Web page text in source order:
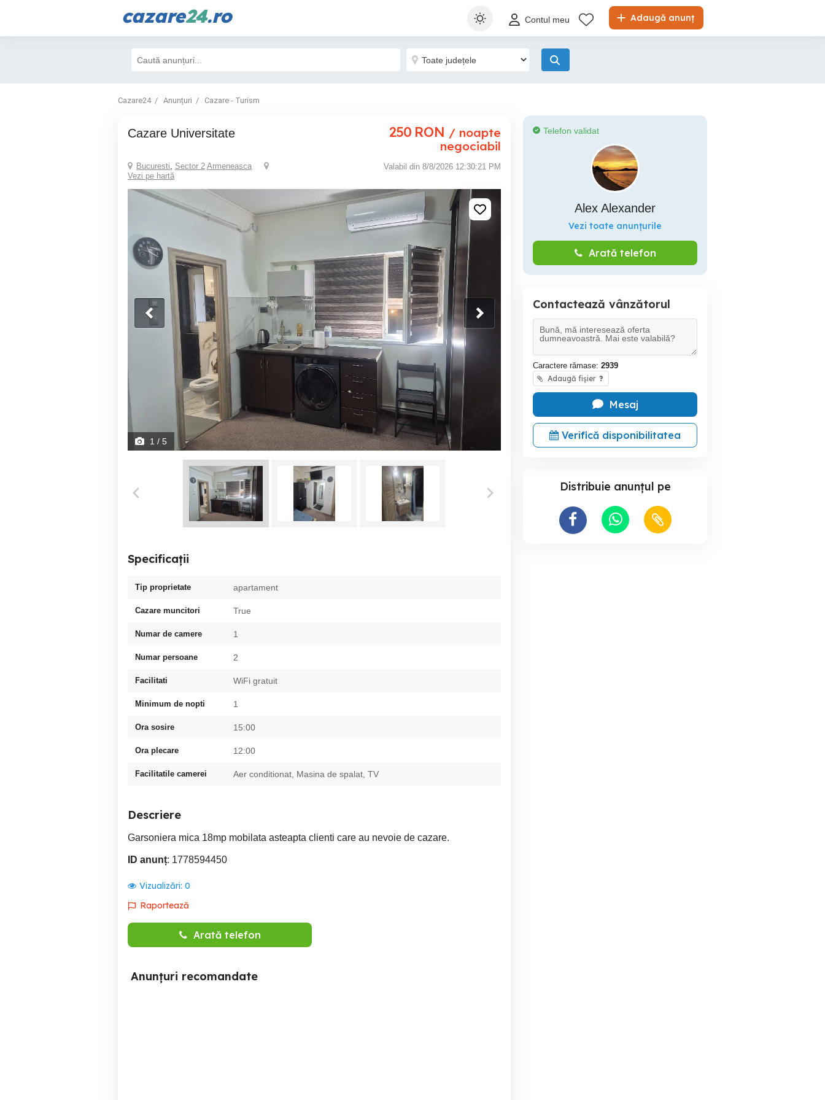
cazare24.ro Adaugă anunț
Contul meu
Cazare24 Anunțuri Cazare - Turism
Cazare Universitate 250 RON / noapte
negociabil
Bucuresti, Sector 2 Armeneasca
Vezi pe hartă
Valabil din 8/8/2026 12:30:21 PM
1 / 5
Specificații
Tip proprietate apartament
Cazare muncitori True
Numar de camere 1
Numar persoane 2
Facilitati WiFi gratuit
Minimum de nopti 1
Ora sosire 15:00
Ora plecare 12:00
Facilitatile camerei Aer conditionat, Masina de spalat, TV
Descriere
Garsoniera mica 18mp mobilata asteapta clienti care au nevoie de cazare.
ID anunț: 1778594450
Vizualizări: 0
Raportează
Arată telefon
Anunțuri recomandate
Telefon validat
Alex Alexander
Vezi toate anunțurile
Arată telefon
Contactează vânzătorul
Caractere rămase: 2939
Adaugă fișier ?
Mesaj
Verifică disponibilitatea
Distribuie anunțul pe